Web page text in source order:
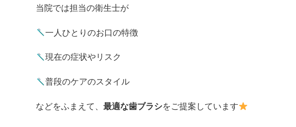
当院では担当の衛生士が
一人ひとりのお口の特徴
現在の症状やリスク
普段のケアのスタイル
などをふまえて、 最適な歯ブラシをご提案しています